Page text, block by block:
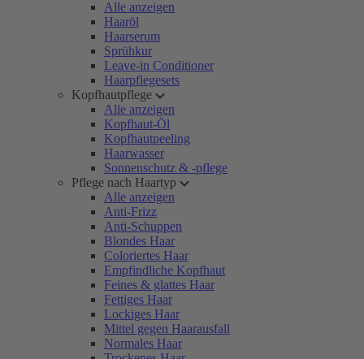
Alle anzeigen
Haaröl
Haarserum
Sprühkur
Leave-in Conditioner
Haarpflegesets
Kopfhautpflege
Alle anzeigen
Kopfhaut-Öl
Kopfhautpeeling
Haarwasser
Sonnenschutz & -pflege
Pflege nach Haartyp
Alle anzeigen
Anti-Frizz
Anti-Schuppen
Blondes Haar
Coloriertes Haar
Empfindliche Kopfhaut
Feines & glattes Haar
Fettiges Haar
Lockiges Haar
Mittel gegen Haarausfall
Normales Haar